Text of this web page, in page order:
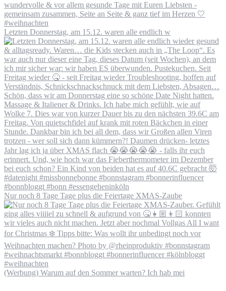
Letzten Donnerstag, am 15.12. waren alle endlich w
Nur noch 8 Tage Tage plus die Feiertage XMAS-Zaube
(Werbung) Warum auf den Sommer warten? Ich hab mei